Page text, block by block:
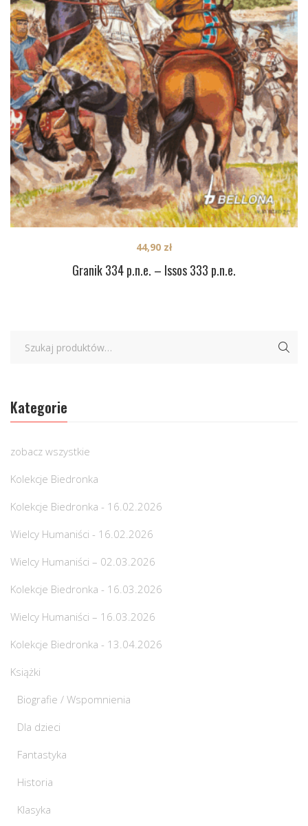
Granik 334 p.n.e. – Issos 333 p.n.e.
44,90 zł
Kategorie
zobacz wszystkie
Kolekcje Biedronka
Kolekcje Biedronka - 16.02.2026
Wielcy Humaniści - 16.02.2026
Wielcy Humaniści – 02.03.2026
Kolekcje Biedronka - 16.03.2026
Wielcy Humaniści – 16.03.2026
Kolekcje Biedronka - 13.04.2026
Książki
Biografie / Wspomnienia
Dla dzieci
Fantastyka
Historia
Klasyka